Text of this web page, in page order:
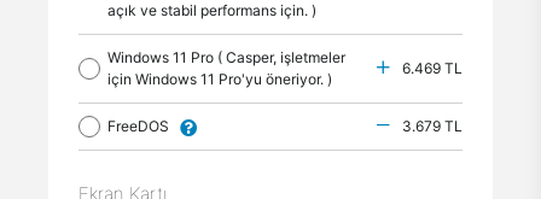
açık ve stabil performans için. )
Windows 11 Pro ( Casper, işletmeler
için Windows 11 Pro'yu öneriyor. )
6.469 TL
FreeDOS 3.679 TL
Ekran Kartı